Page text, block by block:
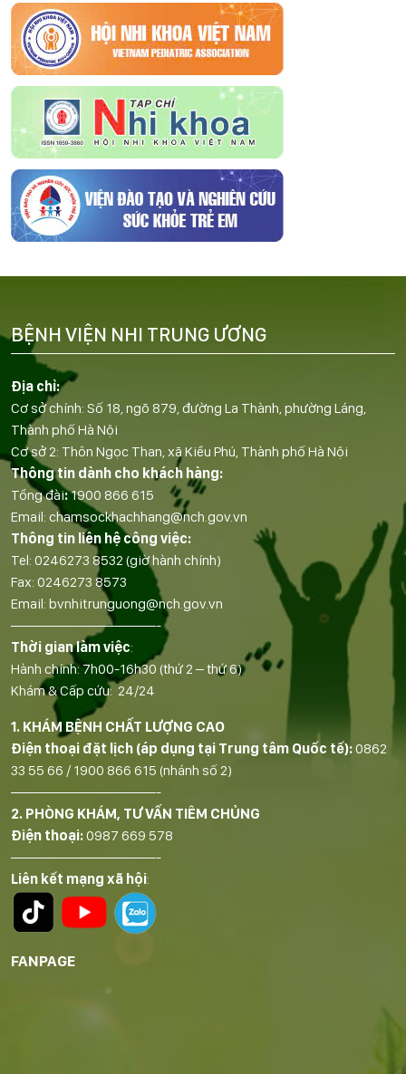
Địa chỉ:
Cơ sở chính: Số 18, ngõ 879, đường La Thành, phường Láng,
Thành phố Hà Nội
Cơ sở 2: Thôn Ngọc Than, xã Kiều Phú, Thành phố Hà Nội
Thông tin dành cho khách hàng:
Tổng đài:1900 866 615
Email: chamsockhachhang@nch.gov.vn
Thông tin liên hệ công việc:
Tel: 0246273 8532 (giờ hành chính)
Fax: 0246273 8573
Email: bvnhitrunguong@nch.gov.vn
——————————-
Thời gian làm việc:
Hành chính: 7h00-16h30 (thứ 2 – thứ 6)
Khám & Cấp cứu: 24/24
1. KHÁM BỆNH CHẤT LƯỢNG CAO
Điện thoại đặt lịch (áp dụng tại Trung tâm Quốc tế):0862
33 55 66 / 1900 866 615 (nhánh số 2)
——————————-
2. PHÒNG KHÁM, TƯ VẤN TIÊM CHỦNG
Điện thoại:0987 669 578
——————————-
Liên kết mạng xã hội:
FANPAGE
BỆNH VIỆN NHI TRUNG ƯƠNG